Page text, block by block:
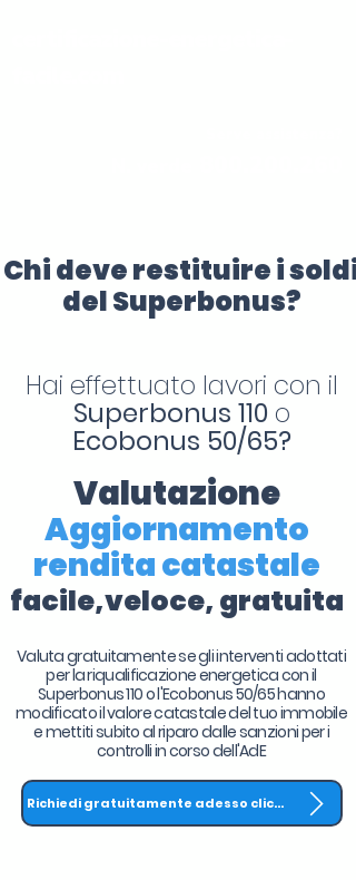
Chi deve restituire i soldi
del Superbonus?
Hai effettuato lavori con il
Superbonus 110 o
Ecobonus 50/65?
Valutazione
Aggiornamento
rendita catastale
facile,veloce, gratuita
Valuta gratuitamente se gli interventi adottati
per la riqualificazione energetica con il
Superbonus 110 o l'Ecobonus 50/65 hanno
modificato il valore catastale del tuo immobile
e mettiti subito al riparo dalle sanzioni per i
controlli in corso dell'AdE
Richiedi gratuitamente adesso clicca QUI